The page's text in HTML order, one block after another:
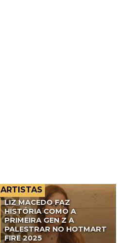
ARTISTAS
LIZ MACEDO FAZ
HISTÓRIA COMO A
PRIMEIRA GEN Z A
PALESTRAR NO HOTMART
FIRE 2025